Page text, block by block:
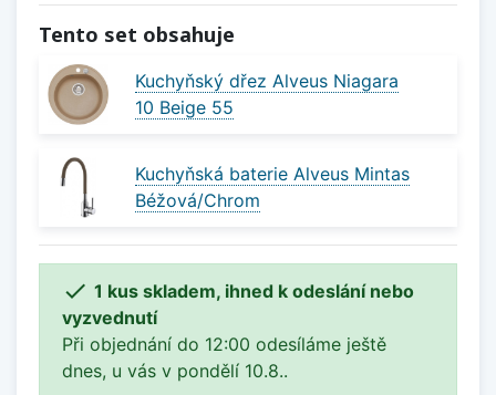
Tento set obsahuje
Kuchyňský dřez Alveus Niagara
10 Beige 55
Kuchyňská baterie Alveus Mintas
Béžová/Chrom
 1 kus skladem, ihned k odeslání nebo
vyzvednutí
Při objednání do 12:00 odesíláme ještě
dnes, u vás v pondělí 10.8..